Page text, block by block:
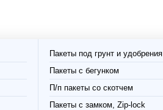
Пакеты под грунт и удобрения
Пакеты с бегунком
П/п пакеты со скотчем
Пакеты с замком, Zip-lock